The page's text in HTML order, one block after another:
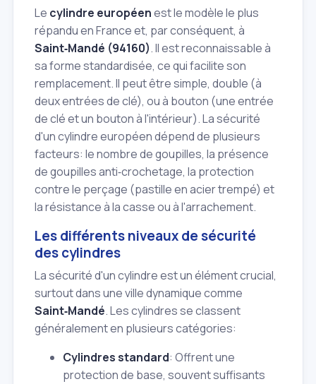
Le cylindre européenest le modèle le plus
répandu en France et, par conséquent, à
Saint‑Mandé (94160). Il est reconnaissable à
sa forme standardisée, ce qui facilite son
remplacement. Il peut être simple, double (à
deux entrées de clé), ou à bouton (une entrée
de clé et un bouton à l'intérieur). La sécurité
d'un cylindre européen dépend de plusieurs
facteurs: le nombre de goupilles, la présence
de goupilles anti‑crochetage, la protection
contre le perçage (pastille en acier trempé) et
la résistance à la casse ou à l'arrachement.
Les différents niveaux de sécurité
des cylindres
La sécurité d'un cylindre est un élément crucial,
surtout dans une ville dynamique comme
Saint‑Mandé. Les cylindres se classent
généralement en plusieurs catégories:
Cylindres standard: Offrent une
protection de base, souvent suffisants